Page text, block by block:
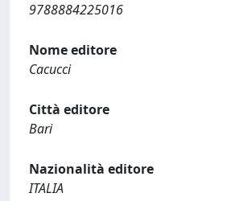
9788884225016
Nome editore
Cacucci
Città editore
Bari
Nazionalità editore
ITALIA